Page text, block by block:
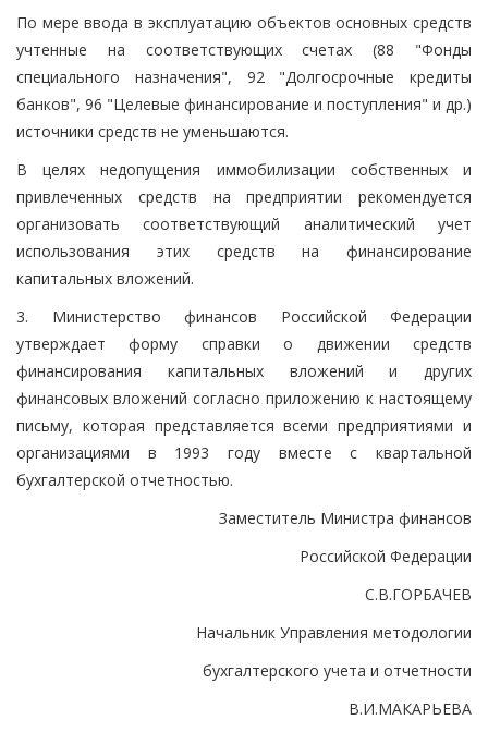
По мере ввода в эксплуатацию объектов основных средств
учтенные на соответствующих счетах (88 "Фонды
специального назначения", 92 "Долгосрочные кредиты
банков", 96 "Целевые финансирование и поступления" и др.)
источники средств не уменьшаются.
В целях недопущения иммобилизации собственных и
привлеченных средств на предприятии рекомендуется
организовать соответствующий аналитический учет
использования этих средств на финансирование
капитальных вложений.
3. Министерство финансов Российской Федерации
утверждает форму справки о движении средств
финансирования капитальных вложений и других
финансовых вложений согласно приложению к настоящему
письму, которая представляется всеми предприятиями и
организациями в 1993 году вместе с квартальной
бухгалтерской отчетностью.
Заместитель Министра финансов
Российской Федерации
С.В.ГОРБАЧЕВ
Начальник Управления методологии
бухгалтерского учета и отчетности
В.И.МАКАРЬЕВА